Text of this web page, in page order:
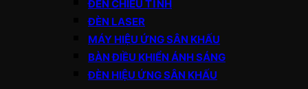
ĐÈN CHIẾU TĨNH
ĐÈN LASER
MÁY HIỆU ỨNG SÂN KHẤU
BÀN ĐIỀU KHIỂN ÁNH SÁNG
ĐÈN HIỆU ỨNG SÂN KHẤU